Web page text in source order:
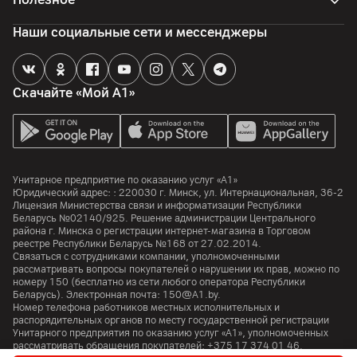
Камера
Разрешение камеры
12Мп
1080p FHD
Wi-Fi
6E (802.11ax) (2.4 / 5 ГГц)
Bluetooth
5.3
USB 4 Type-C
3 (DisplayPort, зарядка, Thunderbolt 5 до 40 Гбит/с)
HDMI
да
Скачайте «Мой А1»
Наши социальные сети и мессенджеры
Унитарное предприятие по оказанию услуг «А1»
Юридический адрес: : 220030 г. Минск, ул. Интернациональная, 36-2
Лицензия Министерства связи и информатизации Республики
Беларусь №02140/925. Решение администрации Центрального
района г. Минска о регистрации интернет-магазина в Торговом
реестре Республики Беларусь №168 от 27.02.2014.
Связаться с сотрудниками компании, уполномоченными
рассматривать вопросы покупателей о нарушении их прав, можно по
номеру 150 (бесплатно из сети любого оператора Республики
Беларусь). Электронная почта: 150@A1.by.
Номер телефона работников местных исполнительных и
распорядительных органов по месту государственной регистрации
Унитарного предприятия по оказанию услуг «А1», уполномоченных
рассматривать обращения покупателей: +375 17 374 01 46.